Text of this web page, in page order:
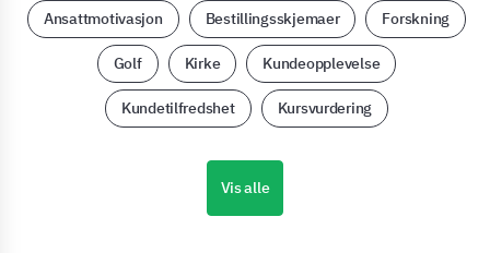
Ansattmotivasjon Bestillingsskjemaer Forskning
Golf Kirke Kundeopplevelse
Kundetilfredshet Kursvurdering
Vis alle